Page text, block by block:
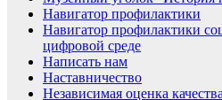
Навигатор профилактики
Навигатор профилактики
цифровой среде
Написать нам
Наставничество
Независимая оценка